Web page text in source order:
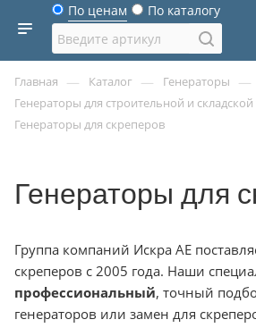
По ценам По каталогу
Главная — Каталог — Генераторы —
Генераторы для строительной и
Генераторы для скреперов
Генераторы для
Группа компаний Искра АЕ
скреперов с 2005 года. Наши
профессиональный, точный
генераторов или замен для